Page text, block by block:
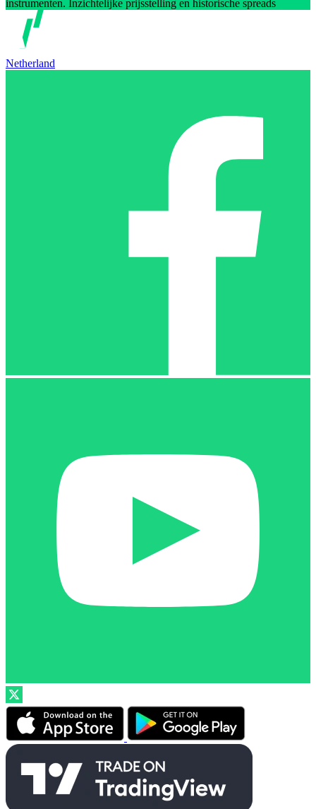
instrumenten. Inzichtelijke prijsstelling en historische spreads
Netherland